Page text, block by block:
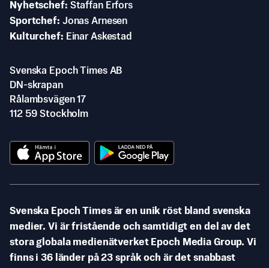
Nyhetschef Staffan Erfors
Sportchef Jonas Arnesen
Kulturchef
Einar Askestad
Svenska Epoch Times AB
DN-skrapan
Rålambsvägen 17
112 59 Stockholm
Svenska Epoch Times är en unik röst bland svenska
medier. Vi är fristående och samtidigt en del av det
stora globala medienätverket Epoch Media Group. Vi
finns i 36 länder på 23 språk och är det snabbast